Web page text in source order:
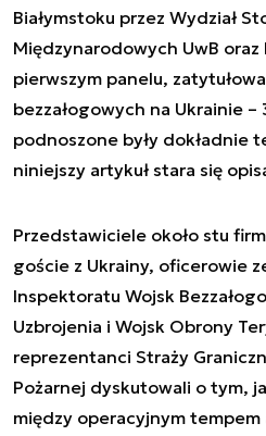
Białymstoku przez Wydział
Międzynarodowych UwB
pierwszym panelu,
bezzałogowych na Ukrainie –
podnoszone były dokładnie
niniejszy artykuł stara się
Przedstawiciele około stu
goście z Ukrainy, oficerowie
Inspektoratu Wojsk
Uzbrojenia i Wojsk Obrony
reprezentanci Straży
Pożarnej dyskutowali o tym,
między operacyjnym tempem